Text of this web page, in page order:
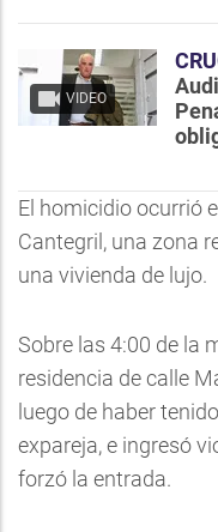
VIDEO
El homicidio ocurrió
Cantegril, una zona
una vivienda de lujo.
Sobre las 4:00 de la
residencia de calle
luego de haber
expareja, e ingresó
forzó la entrada.